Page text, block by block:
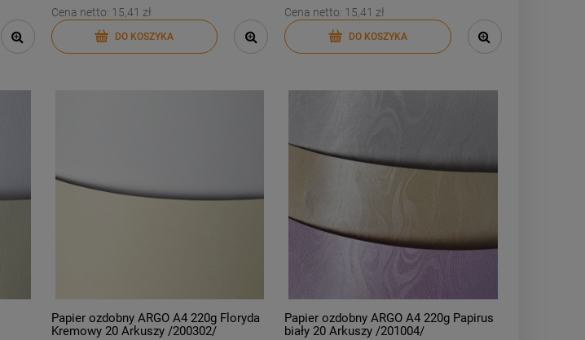
Cena netto: 15,41 zł
DO KOSZYKA
Cena netto: 15,41 zł
DO KOSZYKA
Papier ozdobny ARGO A4 220g Floryda
Kremowy 20 Arkuszy /200302/
Papier ozdobny ARGO A4 220g Papirus
biały 20 Arkuszy /201004/